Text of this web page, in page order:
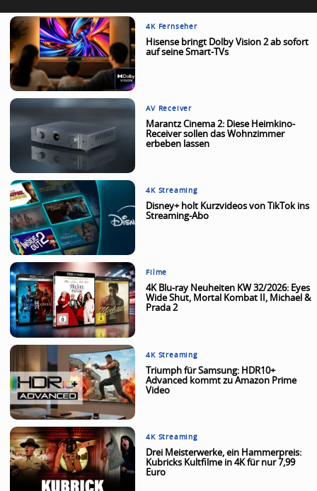
4K Fernseher
Hisense bringt Dolby Vision 2 ab sofort
auf seine Smart-TVs
AV Receiver
Marantz Cinema 2: Diese Heimkino-
Receiver sollen das Wohnzimmer
erbeben lassen
4K Streaming
Disney+ holt Kurzvideos von TikTok ins
Streaming-Abo
Filme
4K Blu-ray Neuheiten KW 32/2026: Eyes
Wide Shut, Mortal Kombat II, Michael &
Prada 2
4K Streaming
Triumph für Samsung: HDR10+
Advanced kommt zu Amazon Prime
Video
4K Streaming
Drei Meisterwerke, ein Hammerpreis:
Kubricks Kultfilme in 4K für nur 7,99
Euro